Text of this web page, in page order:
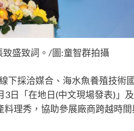
盛致詞。/圖:童智群拍攝
下採洽媒合、海水魚養殖技術
3日「在地日(中文現場發表)」
理秀，協助參展廠商跨越時